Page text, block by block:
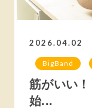
2026.04.02
BigBand
筋がいい
始...